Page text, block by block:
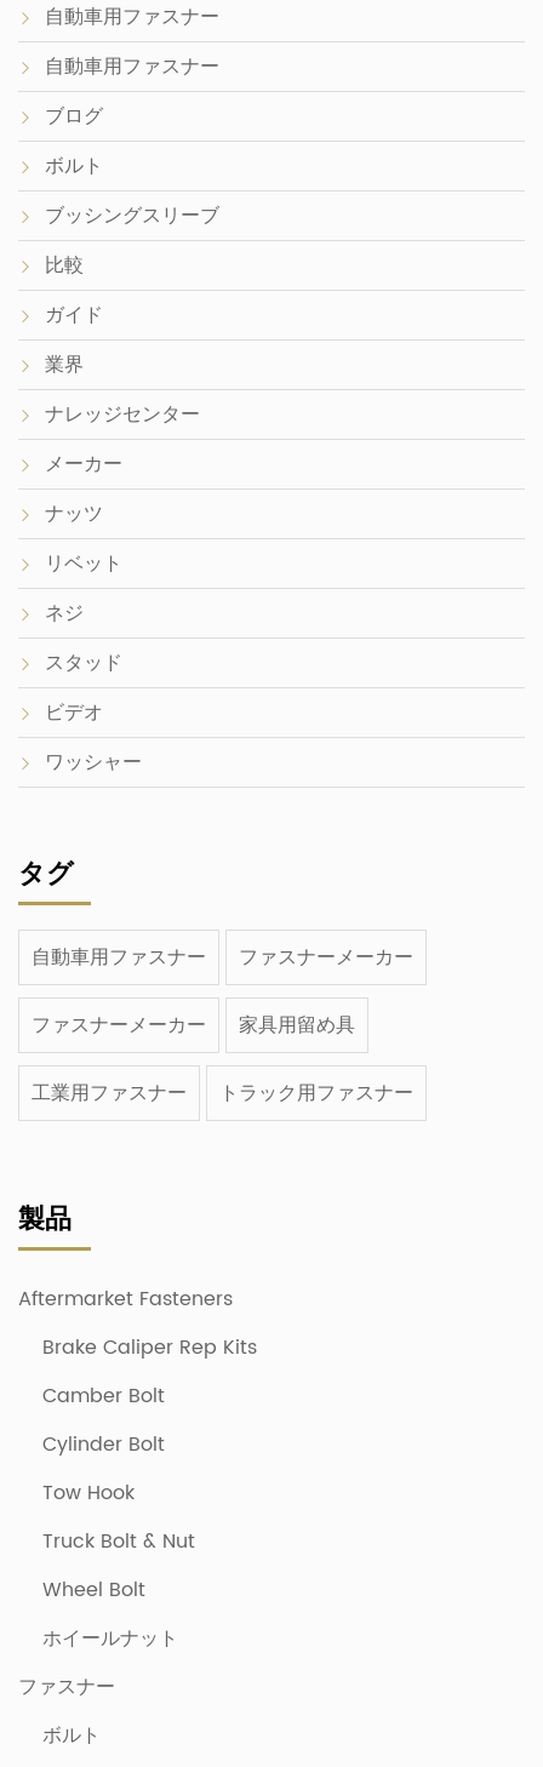
自動車用ファスナー
自動車用ファスナー
ブログ
ボルト
ブッシングスリーブ
比較
ガイド
業界
ナレッジセンター
メーカー
ナッツ
リベット
ネジ
スタッド
ビデオ
ワッシャー
タグ
自動車用ファスナー ファスナーメーカー
ファスナーメーカー 家具用留め具
工業用ファスナー トラック用ファスナー
製品
Aftermarket Fasteners
Brake Caliper Rep Kits
Camber Bolt
Cylinder Bolt
Tow Hook
Truck Bolt & Nut
Wheel Bolt
ホイールナット
ファスナー
ボルト